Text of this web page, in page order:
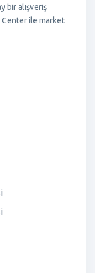
bir alışveriş
Center ile market